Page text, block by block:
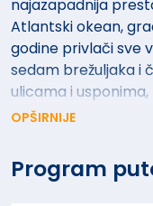
najazapadnija
Atlantski okean,
godine privlači sve
sedam brežuljaka i
ulicama i
tramvajima i
propustite priliku
četrvt ovog
OPŠIRNIJE
Program